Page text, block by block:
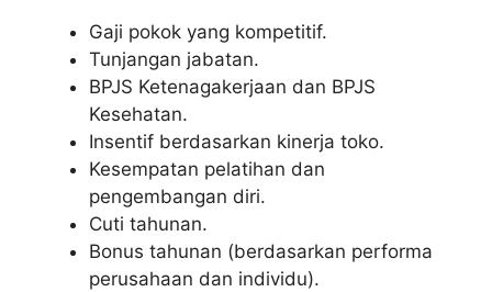
Gaji pokok yang kompetitif.
Tunjangan jabatan.
BPJS Ketenagakerjaan dan BPJS
Kesehatan.
Insentif berdasarkan kinerja toko.
Kesempatan pelatihan dan
pengembangan diri.
Cuti tahunan.
Bonus tahunan (berdasarkan performa
perusahaan dan individu).